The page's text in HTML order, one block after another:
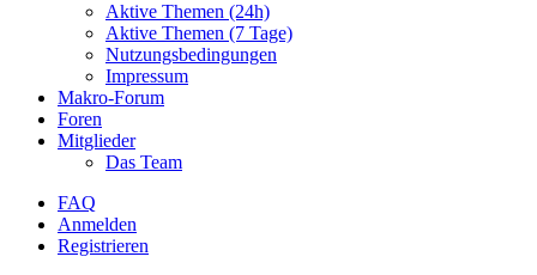
Aktive Themen (24h)
Aktive Themen (7 Tage)
Nutzungsbedingungen
Impressum
Makro-Forum
Foren
Mitglieder
Das Team
FAQ
Anmelden
Registrieren